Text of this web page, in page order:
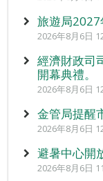
旅遊局
2026年8月6日
經濟財政司
開幕典禮。
2026年8月6日
金管局提醒
2026年8月6日
避暑中心開
2026年8月6日